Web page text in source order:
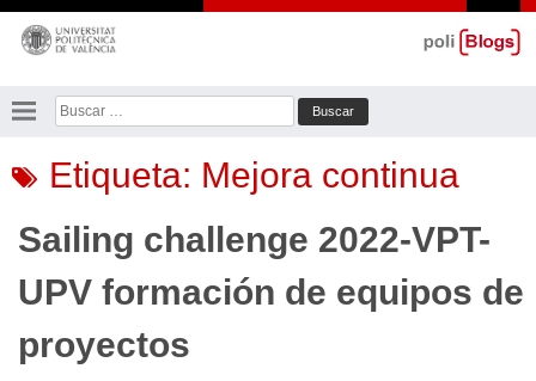
Saltar
contenido
Buscar:
Etiqueta: Mejora continua
Sailing challenge 2022-VPT-
UPV formación de equipos de
proyectos